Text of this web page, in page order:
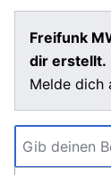
Freifunk
dir erstellt.
Melde dich